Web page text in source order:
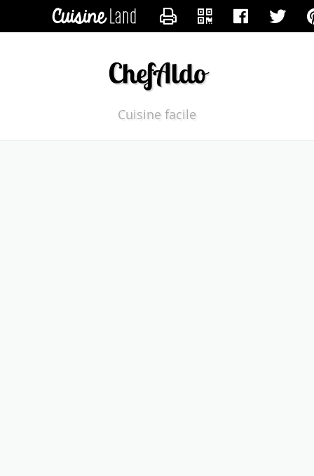
ChefAldo
Cuisine facile
CONTACTER CHEFALDO